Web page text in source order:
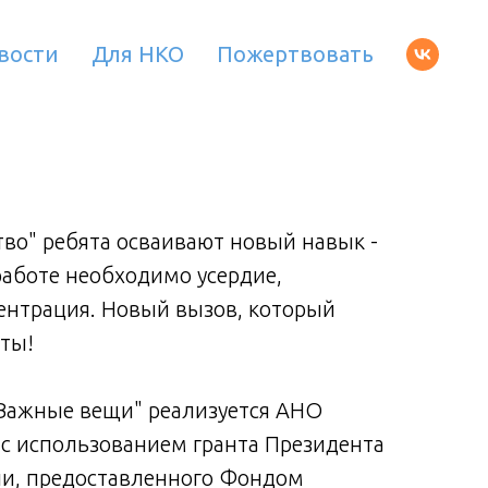
Для НКО Пожертвовать
ребята осваивают новый навык -
необходимо усердие,
Новый вызов, который
вещи" реализуется АНО
гранта Президента
предоставленного Фондом